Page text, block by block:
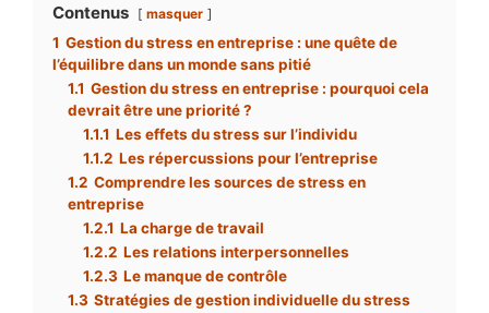
Contenus masquer
1 Gestion du stress en entreprise : une quête de
l’équilibre dans un monde sans pitié
1.1 Gestion du stress en entreprise : pourquoi cela
devrait être une priorité ?
1.1.1 Les effets du stress sur l’individu
1.1.2 Les répercussions pour l’entreprise
1.2 Comprendre les sources de stress en
entreprise
1.2.1 La charge de travail
1.2.2 Les relations interpersonnelles
1.2.3 Le manque de contrôle
1.3 Stratégies de gestion individuelle du stress